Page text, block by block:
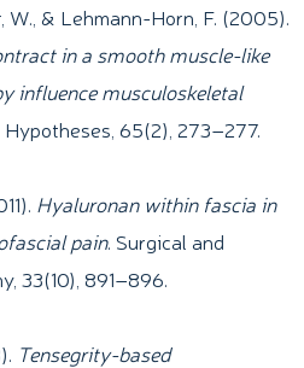
W., & Lehmann-Horn, F. (2005).
in a smooth muscle-like
influence musculoskeletal
65(2), 273–277.
Hyaluronan within fascia in
pain. Surgical and
33(10), 891–896.
Tensegrity-based